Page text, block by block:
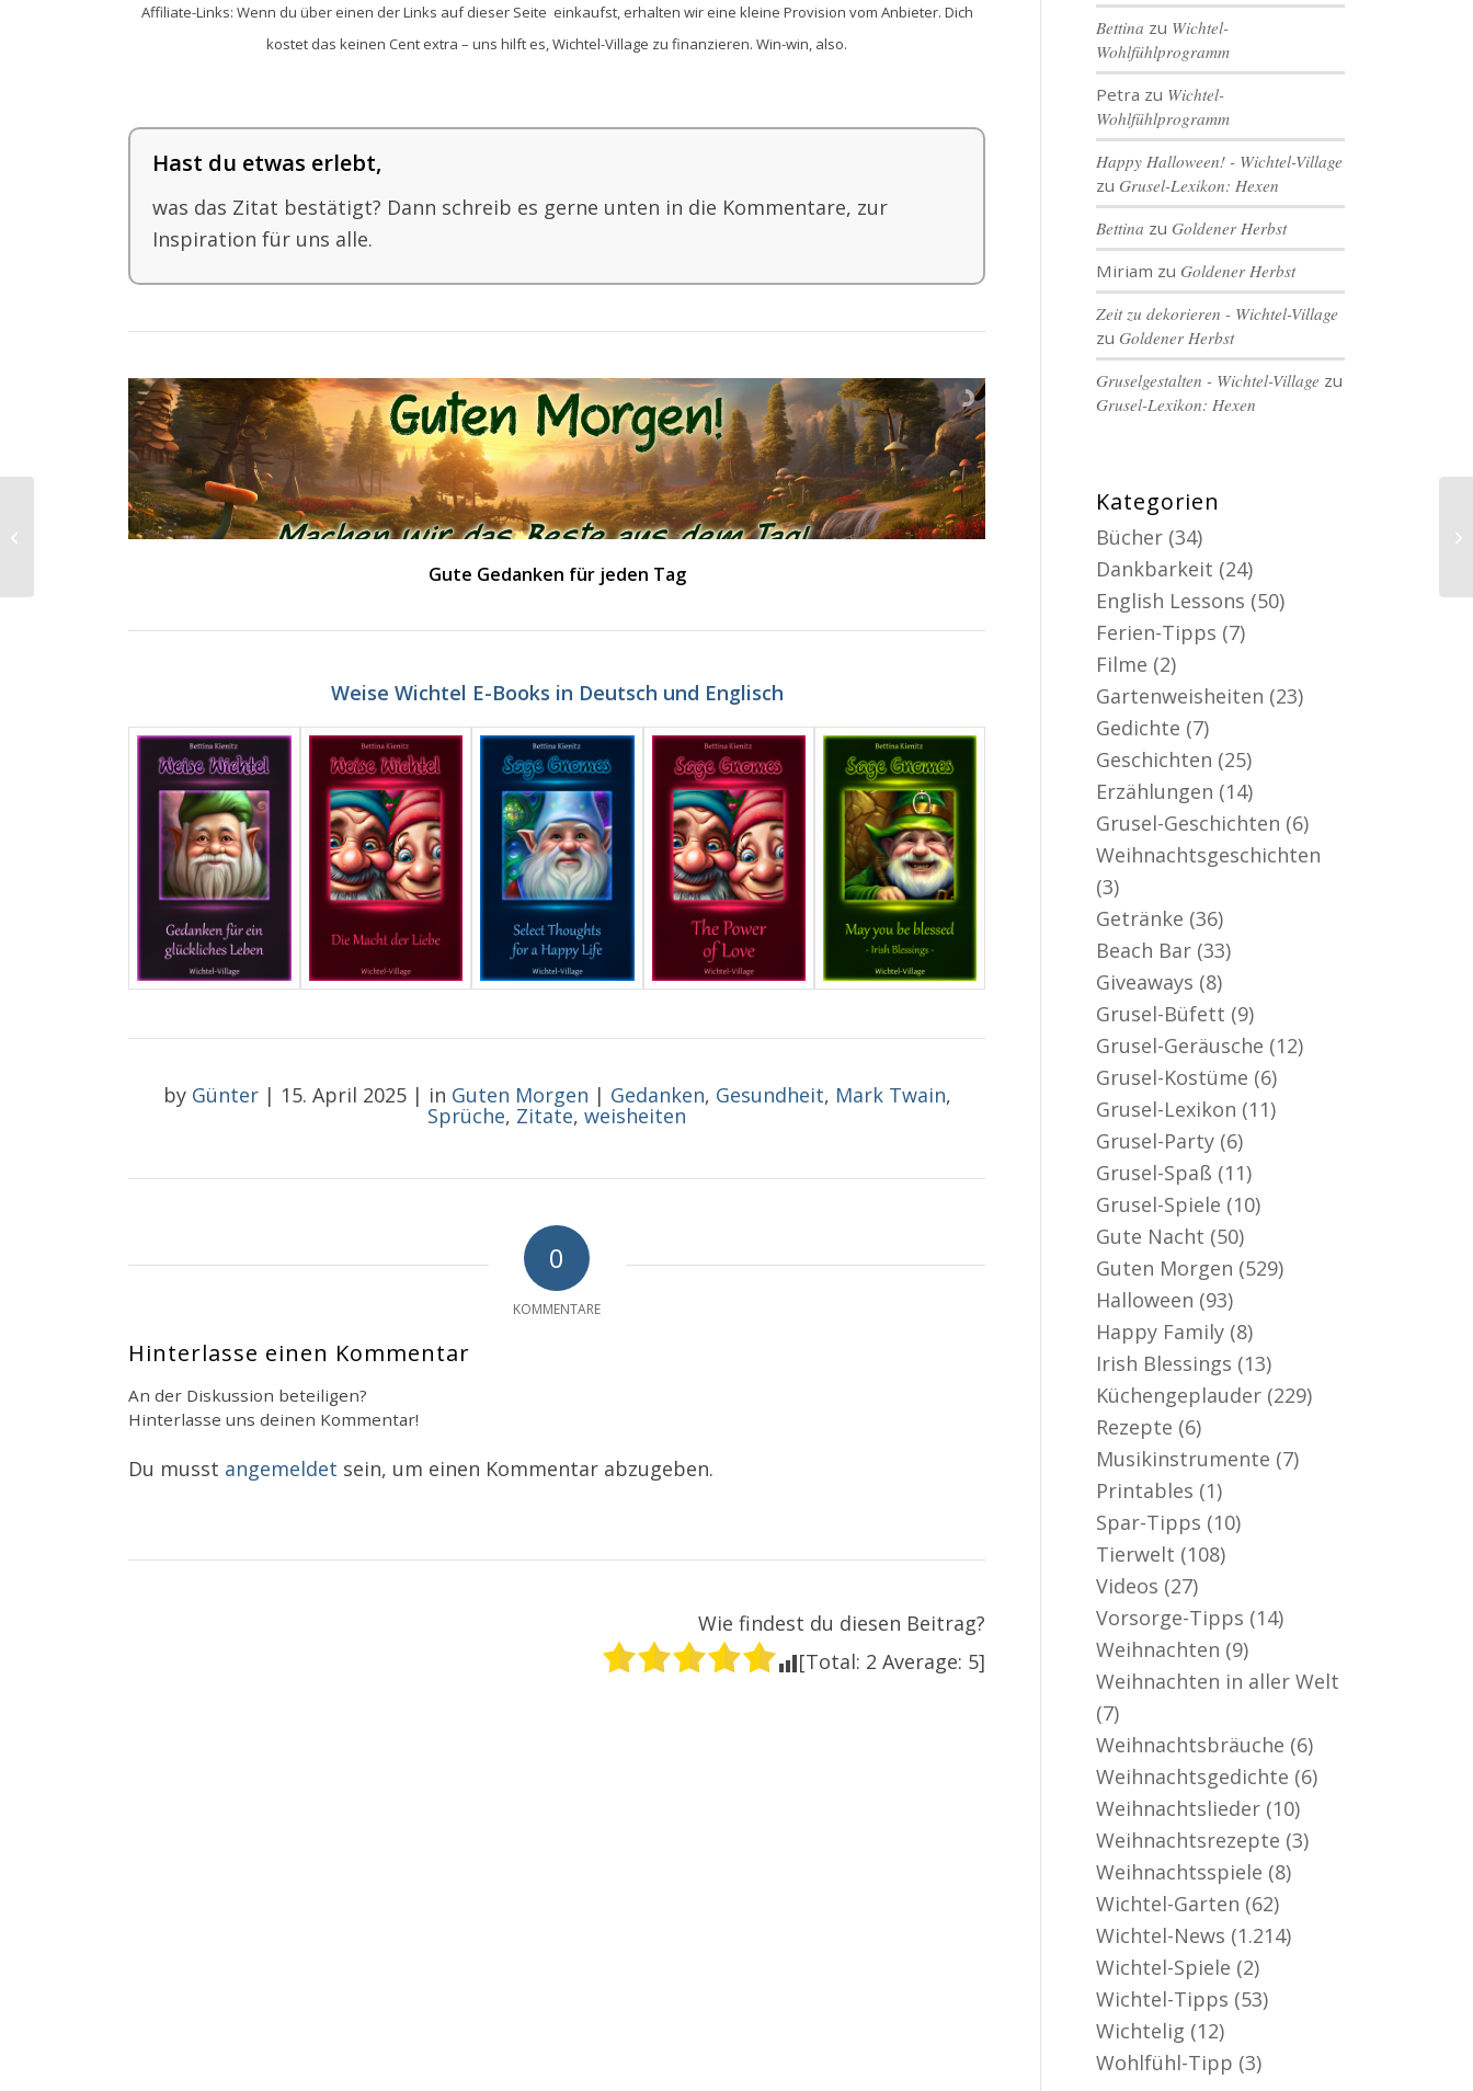
Affiliate-Links: Wenn du über einen der Links auf dieser Seite einkaufst, erhalten wir eine kleine Provision vom Anbieter. Dich
kostet das keinen Cent extra – uns hilft es, Wichtel-Village zu finanzieren. Win-win, also.
Hast du etwas erlebt,
was das Zitat bestätigt? Dann schreib es gerne unten in die Kommentare, zur
Inspiration für uns alle.
Gute Gedanken für jeden Tag
Weise Wichtel E-Books in Deutsch und Englisch
by Günter | 15. April 2025 | in Guten Morgen | Gedanken, Gesundheit, Mark Twain,
Sprüche, Zitate,weisheiten
0
KOMMENTARE
Hinterlasse einen Kommentar
An der Diskussion beteiligen?
Hinterlasse uns deinen Kommentar!
Du musst angemeldet sein, um einen Kommentar abzugeben.
Wie findest du diesen Beitrag?
[Total: 2 Average: 5]
Bettina zu Wichtel-
Wohlfühlprogramm
Petra zu Wichtel-
Wohlfühlprogramm
Happy Halloween! - Wichtel-Village
zuGrusel-Lexikon: Hexen
Bettina zuGoldener Herbst
Miriam zuGoldener Herbst
Zeit zu dekorieren - Wichtel-Village
zuGoldener Herbst
Gruselgestalten - Wichtel-Village zu
Grusel-Lexikon: Hexen
Kategorien
Bücher (34)
Dankbarkeit (24)
English Lessons (50)
Ferien-Tipps (7)
Filme (2)
Gartenweisheiten (23)
Gedichte (7)
Geschichten (25)
Erzählungen (14)
Grusel-Geschichten (6)
Weihnachtsgeschichten
(3)
Getränke (36)
Beach Bar (33)
Giveaways (8)
Grusel-Büfett (9)
Grusel-Geräusche (12)
Grusel-Kostüme (6)
Grusel-Lexikon (11)
Grusel-Party (6)
Grusel-Spaß (11)
Grusel-Spiele (10)
Gute Nacht (50)
Guten Morgen (529)
Halloween (93)
Happy Family (8)
Irish Blessings (13)
Küchengeplauder (229)
Rezepte (6)
Musikinstrumente (7)
Printables (1)
Spar-Tipps (10)
Tierwelt (108)
Videos (27)
Vorsorge-Tipps (14)
Weihnachten (9)
Weihnachten in aller Welt
(7)
Weihnachtsbräuche (6)
Weihnachtsgedichte (6)
Weihnachtslieder (10)
Weihnachtsrezepte (3)
Weihnachtsspiele (8)
Wichtel-Garten (62)
Wichtel-News (1.214)
Wichtel-Spiele (2)
Wichtel-Tipps (53)
Wichtelig (12)
Wohlfühl-Tipp (3)
Eine Entscheidung